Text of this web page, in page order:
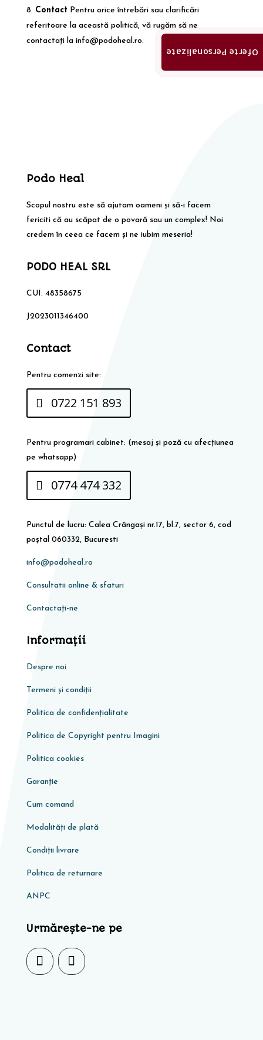
Contact Pentru orice întrebări sau clarificări
referitoare la această politică, vă rugăm să ne
contactați lainfo@podoheal.ro.
Podo Heal
Scopul nostru este să ajutam oameni și să-i facem
fericiti că au scăpat de o povară sau un complex! Noi
credem în ceea ce facem și ne iubim meseria!
PODO HEAL SRL
CUI: 48358675
J2023011346400
Contact
Pentru comenzi site:
0722 151 893
Pentru programari cabinet: (mesaj și poză cu afecțiunea
pe whatsapp)
0774 474 332
Punctul de lucru: Calea Crângași nr.17, bl.7, sector 6, cod
poștal 060332, Bucuresti
info@podoheal.ro
Consultatii online & sfaturi
Contactați-ne
Informaţii
Despre noi
Termeni și condiții
Politica de confidențialitate
Politica de Copyright pentru Imagini
Politica cookies
Garanţie
Cum comand
Modalități de plată
Condiţii livrare
Politica de returnare
ANPC
Urmărește-ne pe
Oferte Personalizate